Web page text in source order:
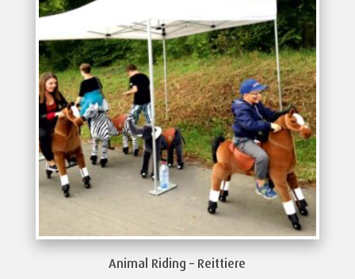
Animal Riding – Reittiere